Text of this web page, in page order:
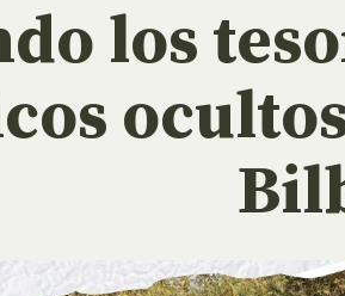
los